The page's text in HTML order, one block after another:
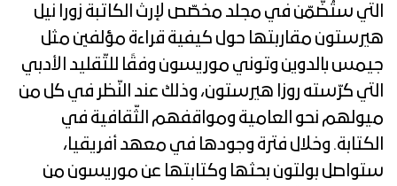
التي ستُضّمّن في مجلد مخصّص لإرث الكاتبة زورا نيل
هيرستون مقاربتها حول كيفية قراءة مؤلفين مثل
جيمس بالدوين وتوني موريسون وفقًا للتّقليد الأدبي
التي كرّسته روزا هيرستون، وذلك عند النّظر في كل من
ميولهم نحو العامية ومواقفهم الثّقافية في
الكتابة. وخلال فترة وجودها في معهد أفريقيا،
ستواصل بولتون بحثها وكتابتها عن موريسون من